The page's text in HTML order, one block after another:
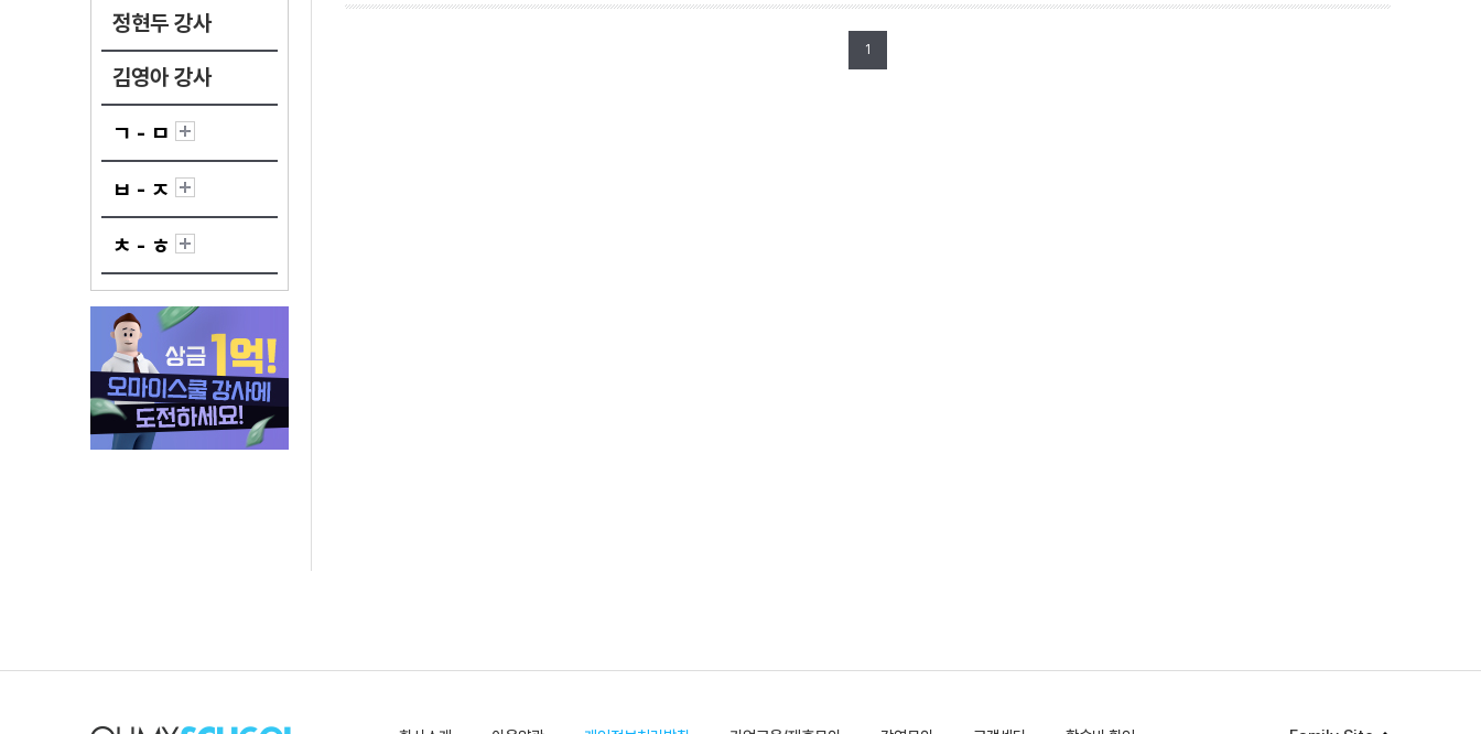
정현두 강사
김영아 강사
ㄱ - ㅁ
ㅂ - ㅈ
ㅊ - ㅎ
1